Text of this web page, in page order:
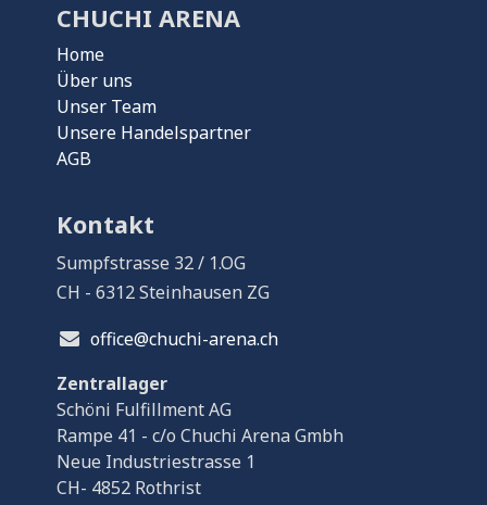
CHUCHI ARENA
Home
Über uns
Unser Team
Unsere Handelspartner
AGB
Kontakt
Sumpfstrasse 32 / 1.OG
CH - 6312 Steinhausen ZG
office@chuchi-arena.ch
Zentrallager
Schöni Fulfillment AG
Rampe 41 - c/o Chuchi Arena Gmbh
Neue Industriestrasse 1
CH- 4852 Rothrist